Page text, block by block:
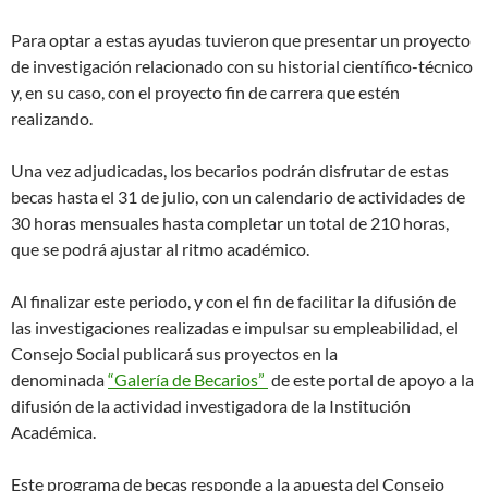
Para optar a estas ayudas tuvieron que presentar un proyecto
de investigación relacionado con su historial científico-técnico
y, en su caso, con el proyecto fin de carrera que estén
realizando.
Una vez adjudicadas, los becarios podrán disfrutar de estas
becas hasta el 31 de julio, con un calendario de actividades de
30 horas mensuales hasta completar un total de 210 horas,
que se podrá ajustar al ritmo académico.
Al finalizar este periodo, y con el fin de facilitar la difusión de
las investigaciones realizadas e impulsar su empleabilidad, el
Consejo Social publicará sus proyectos en la
denominada“Galería de Becarios” de este portal de apoyo a la
difusión de la actividad investigadora de la Institución
Académica.
Este programa de becas responde a la apuesta del Consejo